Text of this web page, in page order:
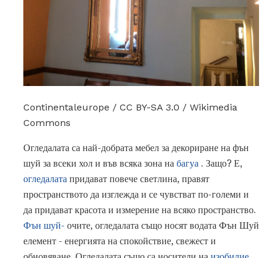
Continentaleurope / CC BY-SA 3.0 / Wikimedia
Commons
Огледалата са най-добрата мебел за декориране на фън
шуй за всеки хол и във всяка зона на багуа . Защо? Е,
огледалата придават повече светлина, правят
пространството да изглежда и се чувстват по-големи и
да придават красота и измерение на всяко пространство.
Фън шуй- очите, огледалата също носят водата Фън Шуй
елемент - енергията на спокойствие, свежест и